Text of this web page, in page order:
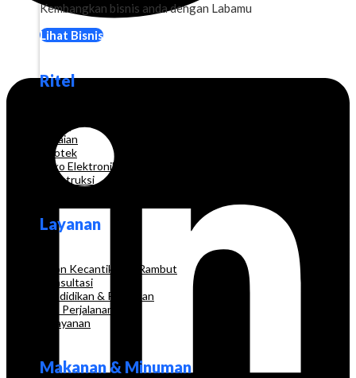
Kembangkan bisnis anda dengan Labamu
Lihat Bisnis
Ritel
Pakaian
Apotek
Toko Elektronik
Konstruksi
Layanan
Salon Kecantikan & Rambut
Konsultasi
Pendidikan & Pelatihan
Biro Perjalanan
Pelayanan
Makanan & Minuman